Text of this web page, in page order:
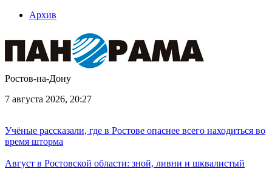
Архив
Ростов-на-Дону
7 августа 2026, 20:27
Учёные рассказали, где в Ростове опаснее всего находиться во
время шторма
Август в Ростовской области: зной, ливни и шквалистый